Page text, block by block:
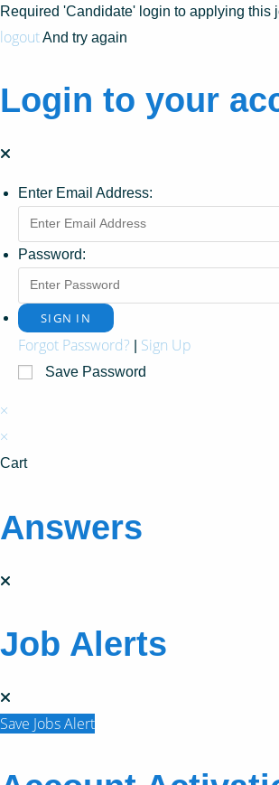
Required 'Candidate' login to applying this
logoutAnd try again
Login to your
Enter Email Address:
Password:
Forgot Password? Sign Up
Save Password
×
×
Cart
Answers
Job Alerts
Save Jobs Alert